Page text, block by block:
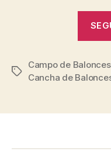
Etiquetas
Campo de
Cancha de